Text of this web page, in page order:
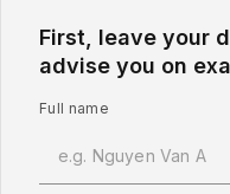
First, leave your
advise you on
Full name